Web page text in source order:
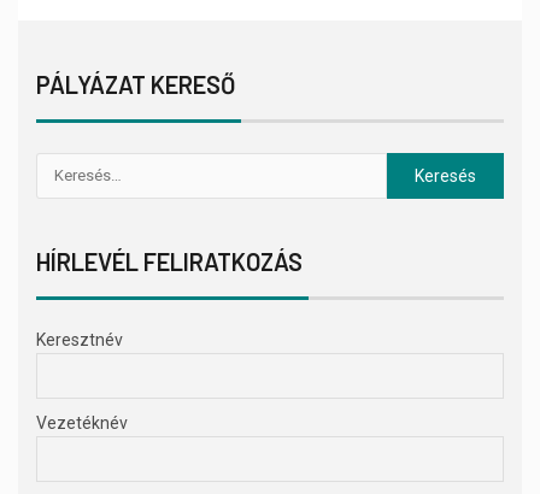
PÁLYÁZAT KERESŐ
HÍRLEVÉL FELIRATKOZÁS
Keresztnév
Vezetéknév